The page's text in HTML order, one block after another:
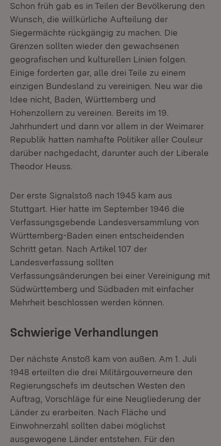
Schon früh gab es in Teilen der Bevölkerung den
Wunsch, die willkürliche Aufteilung der
Siegermächte rückgängig zu machen. Die
Grenzen sollten wieder den gewachsenen
geografischen und kulturellen Linien folgen.
Einige forderten gar, alle drei Teile zu einem
einzigen Bundesland zu vereinigen. Neu war die
Idee nicht, Baden, Württemberg und
Hohenzollern zu vereinen. Bereits im 19.
Jahrhundert und dann vor allem in der Weimarer
Republik hatten namhafte Politiker aller Couleur
darüber nachgedacht, darunter auch der Liberale
Theodor Heuss.
Der erste Signalstoß nach 1945 kam aus
Stuttgart. Hier hatte im September 1946 die
Verfassungsgebende Landesversammlung von
Württemberg-Baden einen entscheidenden
Schritt getan. Nach Artikel 107 der
Landesverfassung sollten
Verfassungsänderungen bei einer Vereinigung mit
Südwürttemberg und Südbaden mit einfacher
Mehrheit beschlossen werden können.
Schwierige Verhandlungen
Der nächste Anstoß kam von außen. Am 1. Juli
1948 erteilten die drei Militärgouverneure den
Regierungschefs im deutschen Westen den
Auftrag, Vorschläge für eine Neugliederung der
Länder zu erarbeiten. Nach Fläche und
Einwohnerzahl sollten dabei möglichst
ausgewogene Länder entstehen. Für den